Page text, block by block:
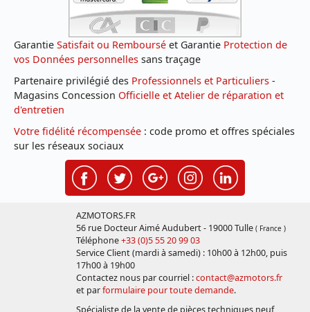
Garantie Satisfait ou Remboursé et Garantie Protection de
vos Données personnelles sans traçage
Partenaire privilégié des Professionnels et Particuliers -
Magasins Concession Officielle et Atelier de réparation et
d'entretien
Votre fidélité récompensée : code promo et offres spéciales
sur les réseaux sociaux
AZMOTORS.FR
56 rue Docteur Aimé Audubert - 19000 Tulle ( France )
Téléphone+33 (0)5 55 20 99 03
Service Client (mardi à samedi) : 10h00 à 12h00, puis
17h00 à 19h00
Contactez nous par courriel :contact@azmotors.fr
et parformulaire pour toute demande.
Spécialiste de la vente de pièces techniques neuf